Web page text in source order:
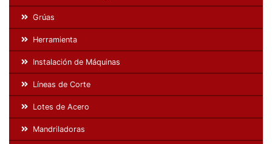
Grúas
Herramienta
Instalación de Máquinas
Líneas de Corte
Lotes de Acero
Mandriladoras